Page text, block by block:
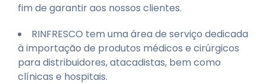
fim de garantir aos nossos clientes.
RINFRESCO tem uma área de serviço dedicada
à importação de produtos médicos e cirúrgicos
para distribuidores, atacadistas, bem como
clínicas e hospitais.